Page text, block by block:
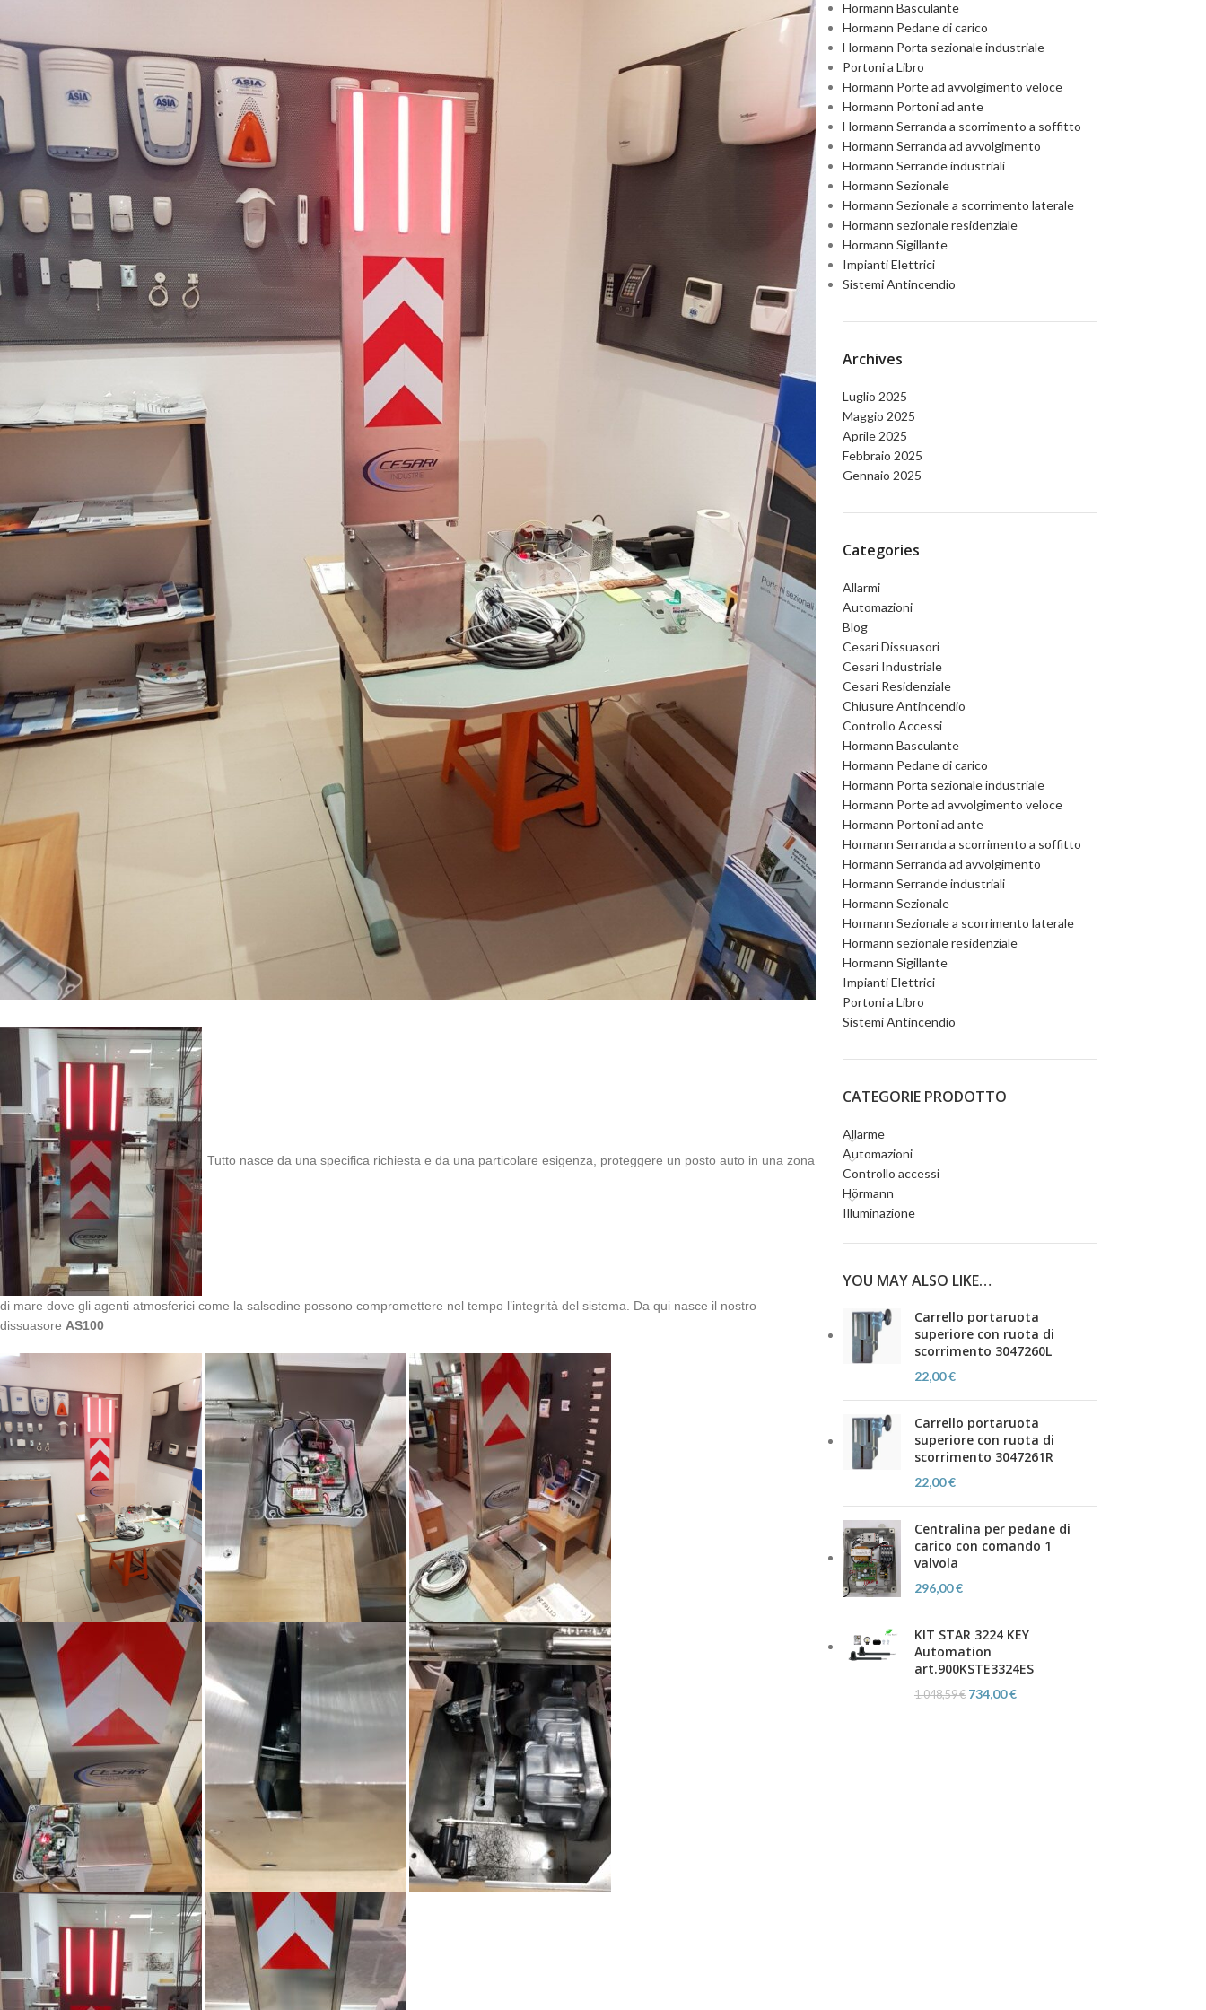
Tutto nasce da una specifica richiesta e da una particolare esigenza, proteggere un posto auto in una zona
di mare dove gli agenti atmosferici come la salsedine possono compromettere nel tempo l’integrità del sistema. Da qui nasce il nostro
dissuasore AS100
Hormann Basculante
Hormann Pedane di carico
Hormann Porta sezionale industriale
Portoni a Libro
Hormann Porte ad avvolgimento veloce
Hormann Portoni ad ante
Hormann Serranda a scorrimento a soffitto
Hormann Serranda ad avvolgimento
Hormann Serrande industriali
Hormann Sezionale
Hormann Sezionale a scorrimento laterale
Hormann sezionale residenziale
Hormann Sigillante
Impianti Elettrici
Sistemi Antincendio
Archives
Luglio 2025
Maggio 2025
Aprile 2025
Febbraio 2025
Gennaio 2025
Categories
Allarmi
Automazioni
Blog
Cesari Dissuasori
Cesari Industriale
Cesari Residenziale
Chiusure Antincendio
Controllo Accessi
Hormann Basculante
Hormann Pedane di carico
Hormann Porta sezionale industriale
Hormann Porte ad avvolgimento veloce
Hormann Portoni ad ante
Hormann Serranda a scorrimento a soffitto
Hormann Serranda ad avvolgimento
Hormann Serrande industriali
Hormann Sezionale
Hormann Sezionale a scorrimento laterale
Hormann sezionale residenziale
Hormann Sigillante
Impianti Elettrici
Portoni a Libro
Sistemi Antincendio
CATEGORIE PRODOTTO
Allarme
Automazioni
Controllo accessi
Hörmann
Illuminazione
YOU MAY ALSO LIKE…
Carrello portaruota
superiore con ruota di
scorrimento 3047260L
22,00€
Carrello portaruota
superiore con ruota di
scorrimento 3047261R
22,00€
Centralina per pedane di
carico con comando 1
valvola
296,00€
KIT STAR 3224 KEY
Automation
art.900KSTE3324ES
1.048,59€ 734,00€